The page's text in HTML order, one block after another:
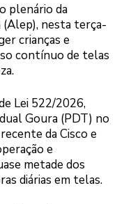
plenário da
(Alep), nesta terça-
crianças e
contínuo de telas
Lei 522/2026,
Goura (PDT) no
da Cisco e
e
metade dos
diárias em telas.